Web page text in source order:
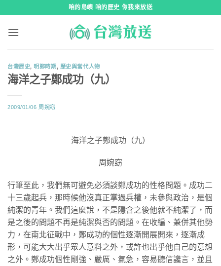
咱的島嶼 咱的歷史 你我來放送
台灣歷史, 明鄭時期, 歷史與當代人物
海洋之子鄭成功（九）
2009/01/06 周婉窈
海洋之子鄭成功（九）
周婉窈
行筆至此，我們無可避免必須談鄭成功的性格問題。成功二
十三歲起兵，那時候他沒真正掌過兵權，未參與政治，是個
純潔的青年。我們這麼說，不是隱含之後他就不純潔了，而
是之後的問題不再是純潔與否的問題。在收編、兼併其他勢
力，在南北征戰中，鄭成功的個性逐漸開展開來，逐漸成
形，可能大大出乎眾人意料之外，或許也出乎他自己的意想
之外。鄭成功個性剛強、嚴厲、氣急，容易聽信讒言，並且